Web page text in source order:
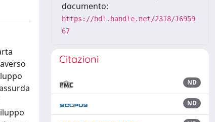
documento:
https://hdl.handle.net/2318/16959
67
Citazioni
ND
ND